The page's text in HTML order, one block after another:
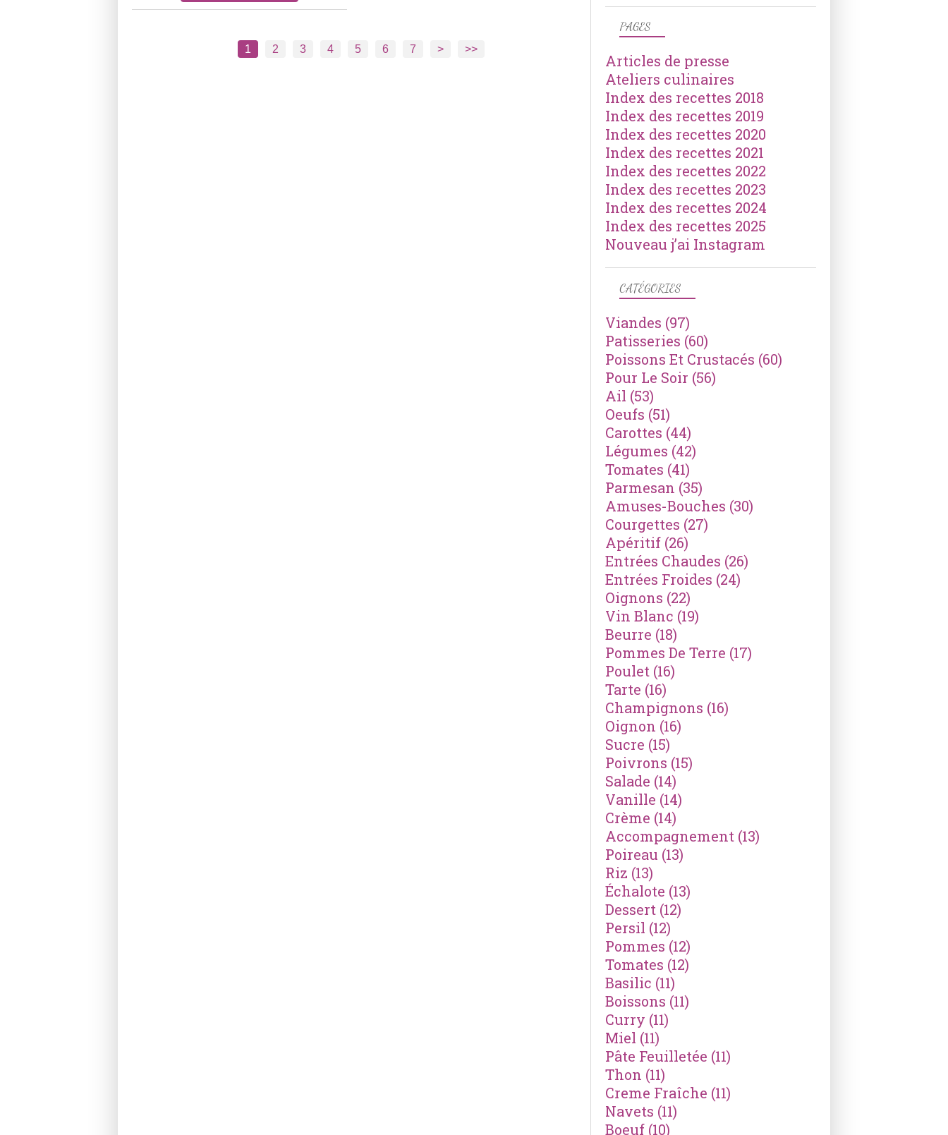
1 2 3 4 5 6 7 > >>
PAGES
Articles de presse
Ateliers culinaires
Index des recettes 2018
Index des recettes 2019
Index des recettes 2020
Index des recettes 2021
Index des recettes 2022
Index des recettes 2023
Index des recettes 2024
Index des recettes 2025
Nouveau j’ai Instagram
CATÉGORIES
Viandes (97)
Patisseries (60)
Poissons Et Crustacés (60)
Pour Le Soir (56)
Ail (53)
Oeufs (51)
Carottes (44)
Légumes (42)
Tomates (41)
Parmesan (35)
Amuses-Bouches (30)
Courgettes (27)
Apéritif (26)
Entrées Chaudes (26)
Entrées Froides (24)
Oignons (22)
Vin Blanc (19)
Beurre (18)
Pommes De Terre (17)
Poulet (16)
Tarte (16)
Champignons (16)
Oignon (16)
Sucre (15)
Poivrons (15)
Salade (14)
Vanille (14)
Crème (14)
Accompagnement (13)
Poireau (13)
Riz (13)
Échalote (13)
Dessert (12)
Persil (12)
Pommes (12)
Tomates (12)
Basilic (11)
Boissons (11)
Curry (11)
Miel (11)
Pâte Feuilletée (11)
Thon (11)
Creme Fraîche (11)
Navets (11)
Boeuf (10)